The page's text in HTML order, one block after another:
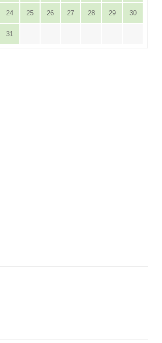
24 25 26 27 28 29 30
31